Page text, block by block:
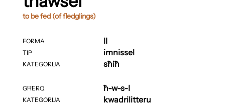
to be fed (of fledglings)
FORMA
TIP
KATEGORIJA
GĦERQ
KATEGORIJA
II
imnissel
sħiħ
ħ-w-s-l
kwadrilitteru